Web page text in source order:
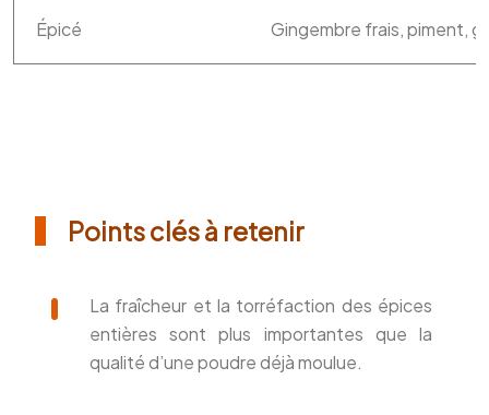
Épicé Gingembre frais, piment,
Points clés à retenir
La fraîcheur et la torréfaction des épices
entières sont plus importantes que la
qualité d’une poudre déjà moulue.